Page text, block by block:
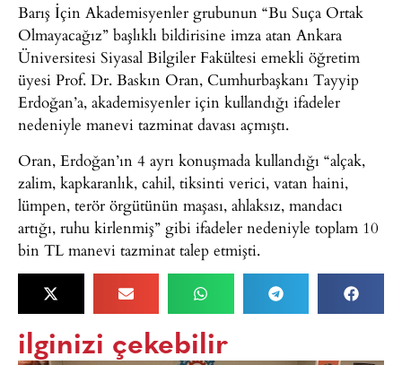
Barış İçin Akademisyenler grubunun “Bu Suça Ortak
Olmayacağız” başlıklı bildirisine imza atan Ankara
Üniversitesi Siyasal Bilgiler Fakültesi emekli öğretim
üyesi Prof. Dr. Baskın Oran, Cumhurbaşkanı Tayyip
Erdoğan’a, akademisyenler için kullandığı ifadeler
nedeniyle manevi tazminat davası açmıştı.
Oran, Erdoğan’ın 4 ayrı konuşmada kullandığı “alçak,
zalim, kapkaranlık, cahil, tiksinti verici, vatan haini,
lümpen, terör örgütünün maşası, ahlaksız, mandacı
artığı, ruhu kirlenmiş” gibi ifadeler nedeniyle toplam 10
bin TL manevi tazminat talep etmişti.
ilginizi çekebilir